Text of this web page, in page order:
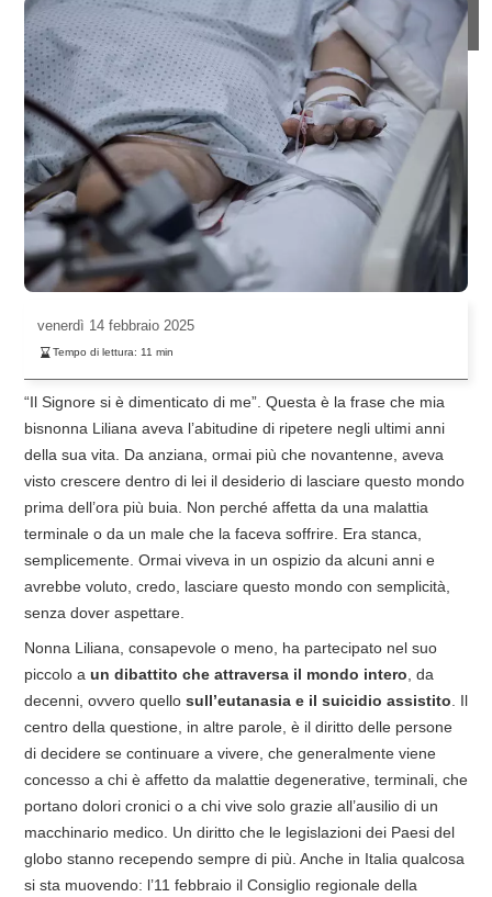
venerdì 14 febbraio 2025
Tempo di lettura: 11 min
“Il Signore si è dimenticato di me”. Questa è la frase che mia
bisnonna Liliana aveva l’abitudine di ripetere negli ultimi anni
della sua vita. Da anziana, ormai più che novantenne, aveva
visto crescere dentro di lei il desiderio di lasciare questo mondo
prima dell’ora più buia. Non perché affetta da una malattia
terminale o da un male che la faceva soffrire. Era stanca,
semplicemente. Ormai viveva in un ospizio da alcuni anni e
avrebbe voluto, credo, lasciare questo mondo con semplicità,
senza dover aspettare.
Nonna Liliana, consapevole o meno, ha partecipato nel suo
piccolo a un dibattito che attraversa il mondo intero , da
decenni, ovvero quello sull’eutanasia e il suicidio assistito . Il
centro della questione, in altre parole, è il diritto delle persone
di decidere se continuare a vivere, che generalmente viene
concesso a chi è affetto da malattie degenerative, terminali, che
portano dolori cronici o a chi vive solo grazie all’ausilio di un
macchinario medico. Un diritto che le legislazioni dei Paesi del
globo stanno recependo sempre di più. Anche in Italia qualcosa
si sta muovendo: l’11 febbraio il Consiglio regionale della